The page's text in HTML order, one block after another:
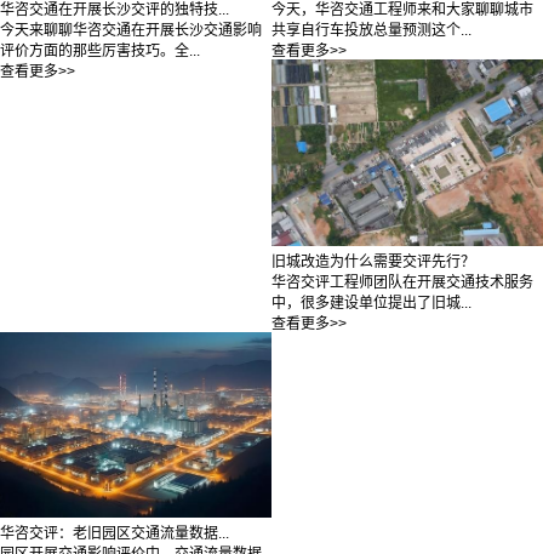
华咨交通在开展长沙交评的独特技...
今天来聊聊华咨交通在开展长沙交通影响
评价方面的那些厉害技巧。全...
查看更多>>
今天，华咨交通工程师来和大家聊聊城市
共享自行车投放总量预测这个...
查看更多>>
旧城改造为什么需要交评先行？
华咨交评工程师团队在开展交通技术服务
中，很多建设单位提出了旧城...
查看更多>>
华咨交评：老旧园区交通流量数据...